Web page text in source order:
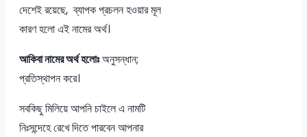
দেশেই রয়েছে, ব্যাপক প্রচলন হওয়ার মূল
কারণ হলো এই নামের অর্থ।
আকিবা নামের অর্থ হলোঃঅনুসন্ধান;
প্রতিস্থাপন করে।
সবকিছু মিলিয়ে আপনি চাইলে এ নামটি
নিঃসন্দেহে রেখে দিতে পারবেন আপনার